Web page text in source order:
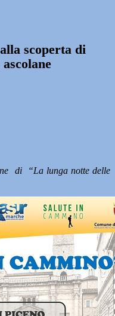
scoperta di
di “La lunga notte delle